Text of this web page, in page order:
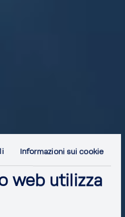
Informazioni sui cookie
web utilizza